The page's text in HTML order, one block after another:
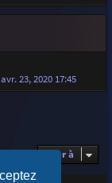
23, 2020 17:45
Aller à